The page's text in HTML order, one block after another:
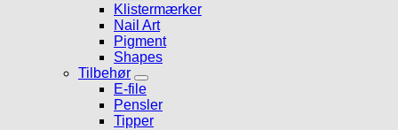
Klistermærker
Nail Art
Pigment
Shapes
Tilbehør
E-file
Pensler
Tipper